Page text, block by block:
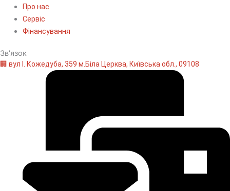
Про нас
Сервіс
Фінансування
Зв'язок
🏢 вул І. Кожедуба, 359 м.Біла Церква, Київська обл., 09108